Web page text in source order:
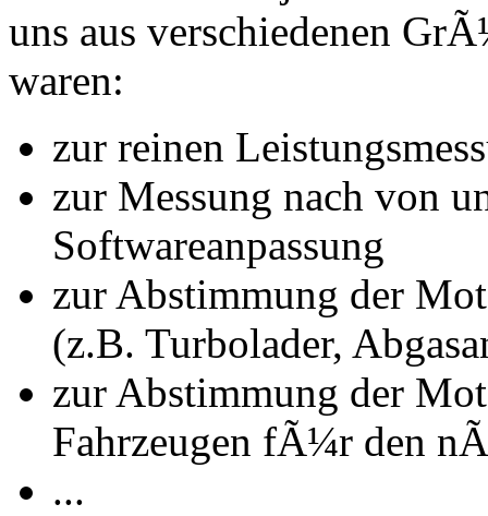
uns aus verschiedenen
waren:
zur reinen
zur Messung nach von
Softwareanpassung
zur Abstimmung der
(z.B. Turbolader,
zur Abstimmung der
Fahrzeugen fÃ¼r den
...